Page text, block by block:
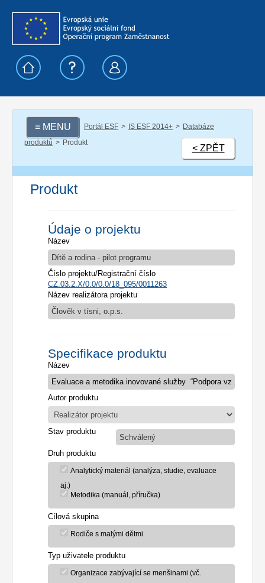
≡ MENU Portál ESF IS ESF 2014+
Databáze
produktů
Produkt
< ZPĚT
Produkt
Údaje o projektu
Název
Dítě a rodina - pilot programu
Číslo projektu/Registrační číslo
CZ.03.2.X/0.0/0.0/18_095/0011263
Název realizátora projektu
Člověk v tísni, o.p.s.
Specifikace produktu
Název
Autor produktu
Stav produktu
Schválený
Druh produktu
Analytický materiál (analýza, studie, evaluace
aj.)
Metodika (manuál, příručka)
Cílová skupina
Rodiče s malými dětmi
Typ uživatele produktu
Organizace zabývající se menšinami (vč.